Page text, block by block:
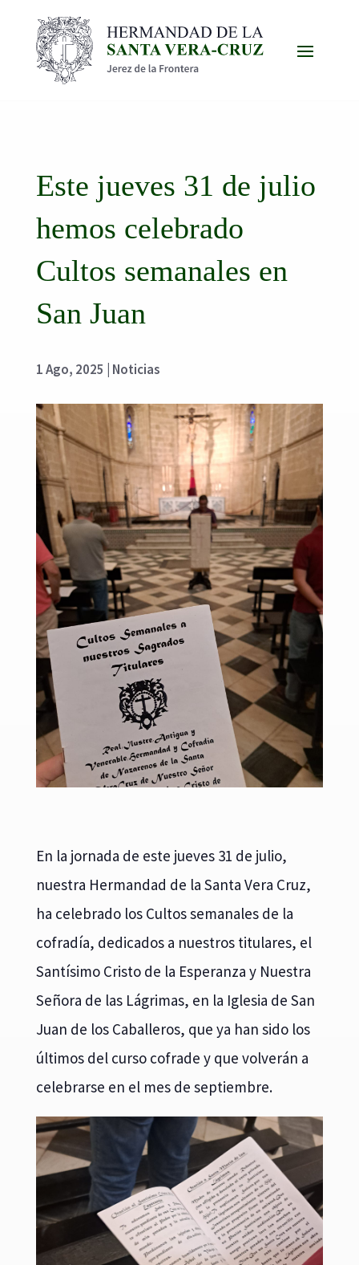
Este jueves 31 de julio
hemos celebrado
Cultos semanales en
San Juan
1 Ago, 2025 Noticias
En la jornada de este jueves 31 de julio,
nuestra Hermandad de la Santa Vera Cruz,
ha celebrado los Cultos semanales de la
cofradía, dedicados a nuestros titulares, el
Santísimo Cristo de la Esperanza y Nuestra
Señora de las Lágrimas, en la Iglesia de San
Juan de los Caballeros, que ya han sido los
últimos del curso cofrade y que volverán a
celebrarse en el mes de septiembre.